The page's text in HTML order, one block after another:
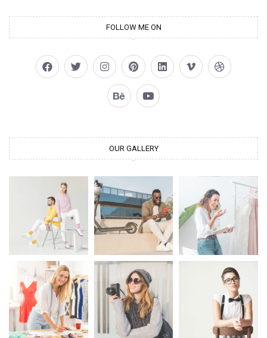
FOLLOW ME ON
OUR GALLERY